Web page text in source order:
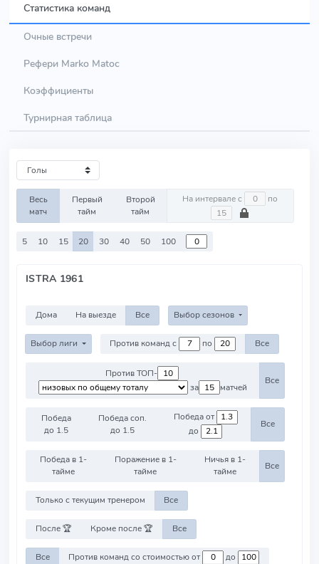
Статистика команд
Очные встречи
Рефери Marko Matoc
Коэффициенты
Турнирная таблица
Весь
матч
Первый
тайм
Второй
тайм
На интервале с по
5 10 15 20 30 40 50 100
ISTRA 1961
Дома На выезде Все Выбор сезонов
Выбор лиги Против команд с по Все
Против ТОП-
за
матчей
Все
Победа
до 1.5
Победа соп.
до 1.5
Победа от
до
Все
Победа в 1-
тайме
Поражение в 1-
тайме
Ничья в 1-
тайме
Все
Только с текущим тренером Все
После 🏆 Кроме после 🏆 Все
Все Против команд со стоимостью от до